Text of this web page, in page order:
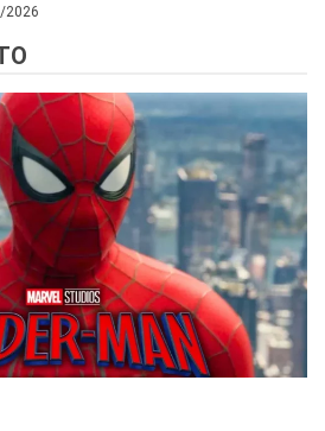
2026